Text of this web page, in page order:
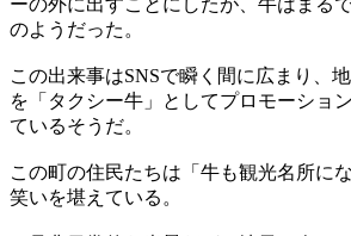
のようだった。
この出来事はSNSで瞬く間に広まり、
を「タクシー牛」としてプロモーショ
ているそうだ。
この町の住民たちは「牛も観光名所に
笑いを堪えている。